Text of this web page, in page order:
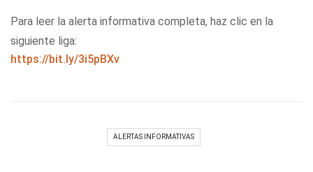
Para leer la alerta informativa completa, haz clic en la
siguiente liga:
https://bit.ly/3i5pBXv
ALERTAS INFORMATIVAS